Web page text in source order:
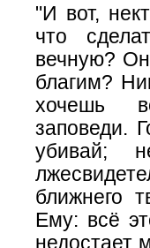
"И вот,
что
вечную?
благим?
хочешь
заповеди.
убивай;
ближнего
Ему: всё
недостает